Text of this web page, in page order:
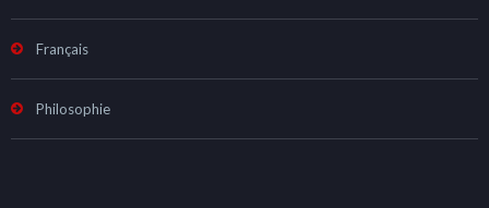
Français
Philosophie